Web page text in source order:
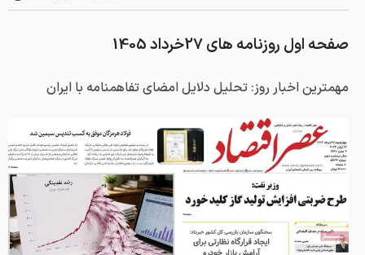
صفحه اول روزنامه های 27خرداد 1405
مهمترین اخبار روز: تحلیل دلایل امضای تفاهمنامه با ایران